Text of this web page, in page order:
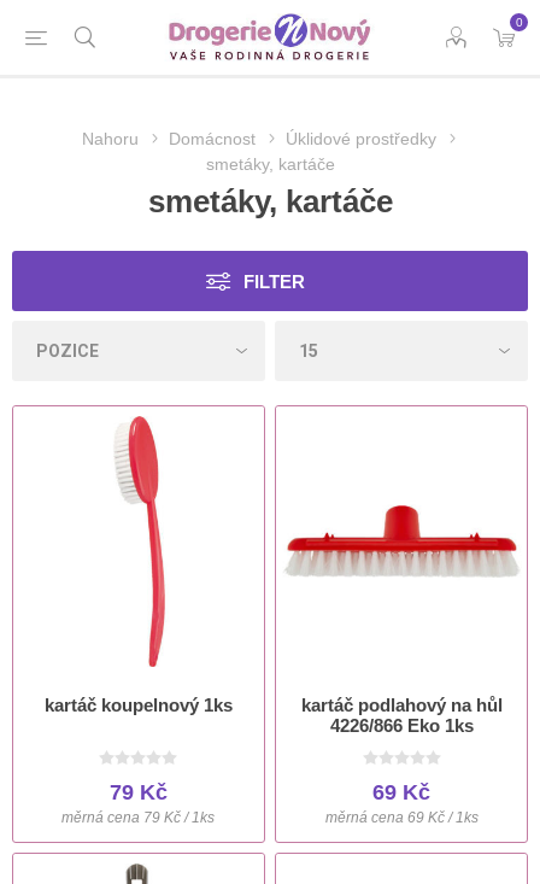
0
Nahoru Domácnost
Úklidové prostředky
smetáky, kartáče
smetáky, kartáče
FILTER
kartáč koupelnový 1ks
79 Kč
měrná cena 79 Kč / 1ks
kartáč podlahový na hůl
4226/866 Eko 1ks
69 Kč
měrná cena 69 Kč / 1ks